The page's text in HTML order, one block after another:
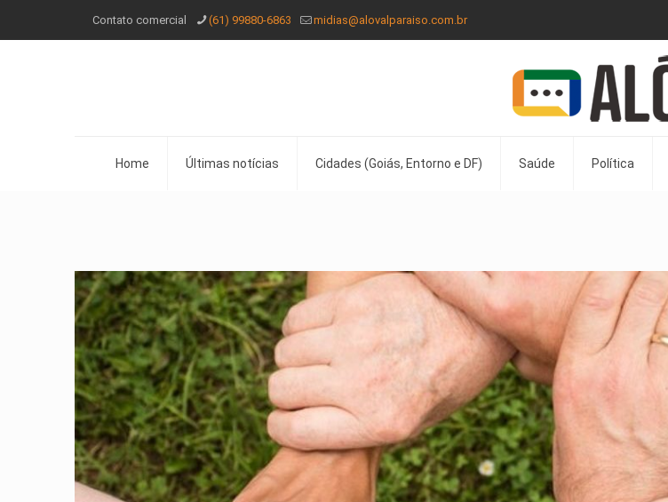
Contato comercial (61) 99880-6863 midias@alovalparaiso.com.br
Home Últimas notícias Cidades (Goiás, Entorno e DF) Saúde Política